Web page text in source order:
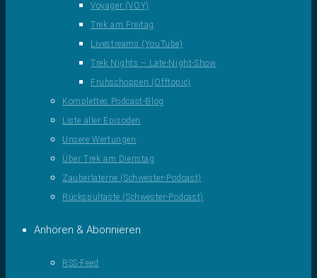
Voyager (VOY)
Trek am Freitag
Livestreams (YouTube)
Trek Nights – Late-Night-Show
Frühschoppen (Offtopic)
Komplettes Podcast-Blog
Liste aller Episoden
Unsere Wertungen
Über Trek am Dienstag
Zauberlaterne (Schwester-Podcast)
Rückspultaste (Schwester-Podcast)
Anhören & Abonnieren
RSS-Feed